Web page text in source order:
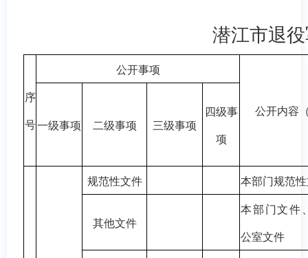
潜江市退
序
号
公开事项
公开内容
一级事项
二级事项 三级事项
四级事
项
规范性文件 本部门规范
其他文件
本部门文件
公室文件